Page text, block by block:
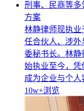
刑事、民商等
方案
林静律师现执业
任合伙人、涉外
委秘书长。林静
始执业至今，凭
成为企业与个人
10w+浏览